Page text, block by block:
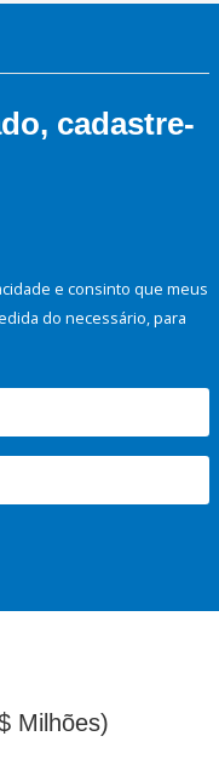
cadastre-
e consinto que meus
do necessário, para
Milhões)